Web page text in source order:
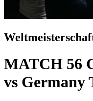
MATCH 56
vs Germany